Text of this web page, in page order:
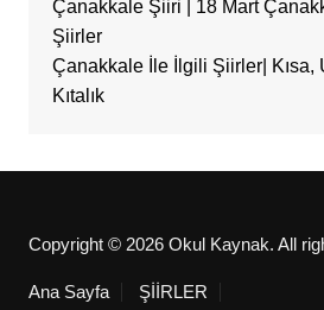
Çanakkale Şiiri | 18 Mart
Şiirler
Çanakkale İle İlgili Şiirler| Kısa,
Kıtalık
Copyright © 2026 Okul Kaynak. All
Ana Sayfa
ŞİİRLER